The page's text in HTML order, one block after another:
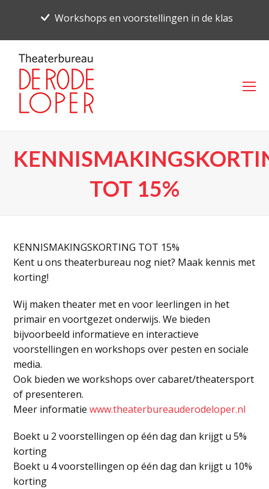
Workshops en voorstellingen in de klas
TOT 15%
KENNISMAKINGSKORTING TOT 15%
Kent u ons theaterbureau nog niet? Maak kennis met
korting!
Wij maken theater met en voor leerlingen in het
primair en voortgezet onderwijs. We bieden
bijvoorbeeld informatieve en interactieve
voorstellingen en workshops over pesten en sociale
media.
Ook bieden we workshops over cabaret/theatersport
of presenteren.
Meer informatiewww.theaterbureauderodeloper.nl
Boekt u 2 voorstellingen op één dag dan krijgt u 5%
korting
Boekt u 4 voorstellingen op één dag dan krijgt u 10%
korting